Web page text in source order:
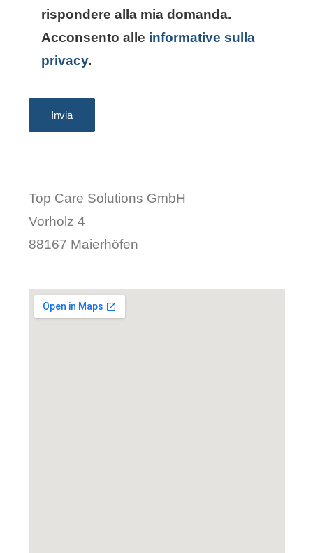
rispondere alla mia domanda.
Acconsento alle informative sulla
privacy.
Top Care Solutions GmbH
Vorholz 4
88167 Maierhöfen